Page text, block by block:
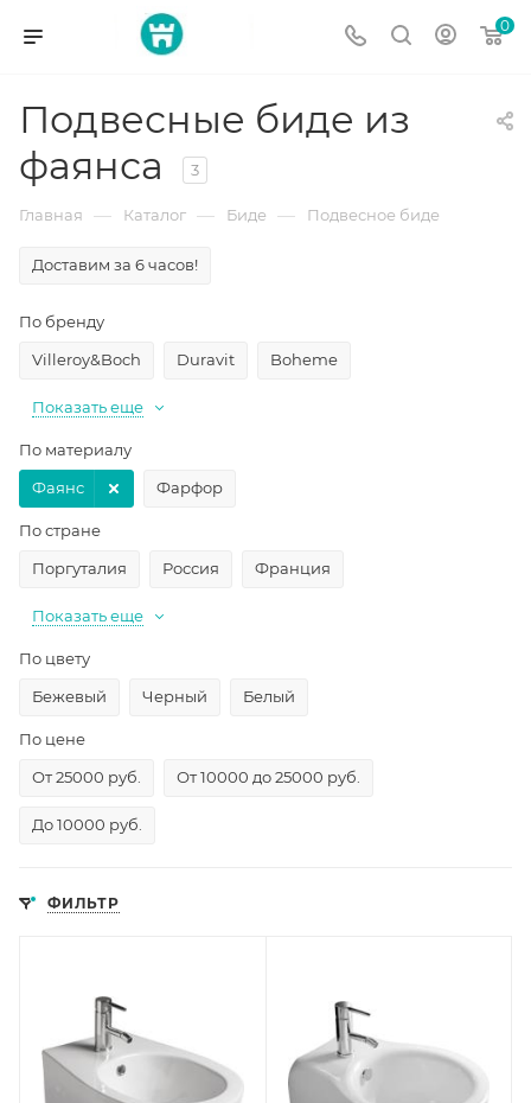
0
Подвесные биде из
фаянса
3
Главная — Каталог — Биде — Подвесное биде
Доставим за 6 часов!
По бренду
Villeroy&Boch
Duravit Boheme
Показать еще
По материалу
Фаянс
Фарфор
По стране
Поргуталия
Россия Франция
Показать еще
По цвету
Бежевый
Черный Белый
По цене
От 25000 руб.
От 10000 до 25000 руб.
До 10000 руб.
ФИЛЬТР